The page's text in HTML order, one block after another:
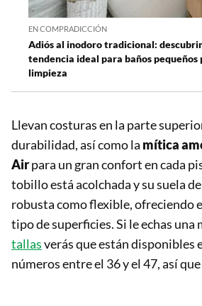
EN COMPRADICCIÓN
Adiós al inodoro tradicional:
tendencia ideal para baños
limpieza
Llevan costuras en la parte
durabilidad, así como la mítica
Airpara un gran confort en cada
tobillo está acolchada y su suela
robusta como flexible, ofreciendo
tipo de superficies. Si le echas una
tallasverás que están disponibles
números entre el 36 y el 47, así